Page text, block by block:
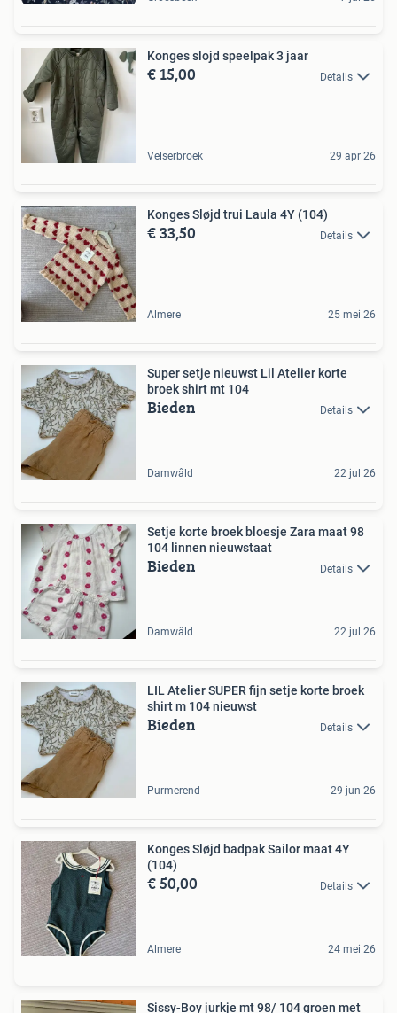
Konges slojd speelpak 3 jaar
€ 15,00 Details
Velserbroek 29 apr 26
Konges Sløjd trui Laula 4Y (104)
€ 33,50 Details
Almere 25 mei 26
Super setje nieuwst Lil Atelier korte
broek shirt mt 104
Bieden Details
Damwâld 22 jul 26
Setje korte broek bloesje Zara maat 98
104 linnen nieuwstaat
Bieden Details
Damwâld 22 jul 26
LIL Atelier SUPER fijn setje korte broek
shirt m 104 nieuwst
Bieden Details
Purmerend 29 jun 26
Konges Sløjd badpak Sailor maat 4Y
(104)
€ 50,00 Details
Almere 24 mei 26
Sissy-Boy jurkje mt 98/ 104 groen met